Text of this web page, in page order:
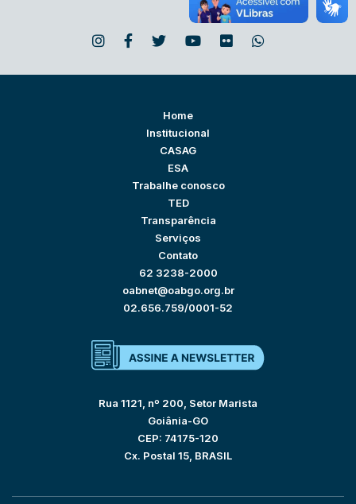
Home
Institucional
CASAG
ESA
Trabalhe conosco
TED
Transparência
Serviços
Contato
62 3238-2000
oabnet@oabgo.org.br
02.656.759/0001-52
Rua 1121, nº 200, Setor Marista
Goiânia-GO
CEP: 74175-120
Cx. Postal 15, BRASIL